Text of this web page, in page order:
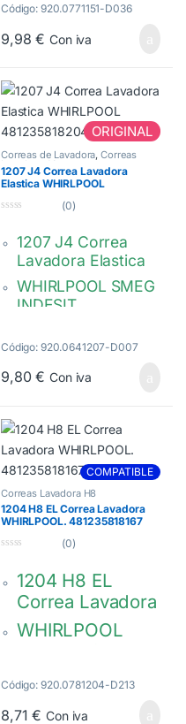
Hutchnson Poly V.
00652015
481281729142
00264666
WT5933400
LB55X3861
Código: 920.0771151-D036
9,98€ Con iva
ORIGINAL
Correas de Lavadora,Correas
Lavadora J4
1207 J4 Correa Lavadora
Elastica WHIRLPOOL
e
(0)
1207 J4 Correa
Lavadora Elastica
WHIRLPOOL SMEG
INDESIT
Hutchinson Poly V
4PJE 1207
C00311692
751610134
751610076
Código: 920.0641207-D007
9,80€ Con iva
COMPATIBLE
Correas Lavadora H8
1204 H8 EL Correa Lavadora
WHIRLPOOL. 481235818167
e
5
(0)
1204 H8 EL
Correa Lavadora
WHIRLPOOL
Código: 920.0781204-D213
8,71€ Con iva